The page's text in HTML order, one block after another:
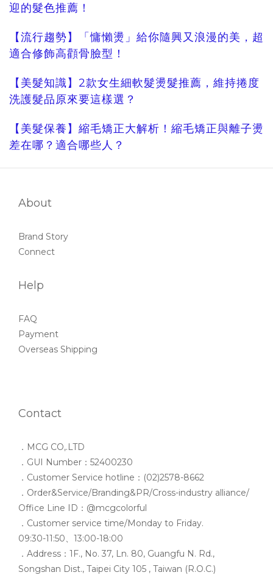
迎的髮色推薦！
【流行趨勢】「慵懶燙」給你隨興又浪漫的美，超
適合修飾高顴骨臉型！
【美髮知識】2款女生細軟髮燙髮推薦，維持捲度
洗護髮品原來要這樣選？
【美髮保養】縮毛矯正大解析！縮毛矯正與離子燙
差在哪？適合哪些人？
About
Brand Story
Connect
Help
FAQ
Payment
Overseas Shipping
Contact
．MCG CO,.LTD
．GUI Number：52400230
．Customer Service hotline：(02)2578-8662
．Order&Service/Branding&PR/Cross-industry alliance/
Office Line ID：@mcgcolorful
．Customer service time/Monday to Friday.
09:30-11:50、13:00-18:00
．Address：1F., No. 37, Ln. 80, Guangfu N. Rd.,
Songshan Dist., Taipei City 105 , Taiwan (R.O.C.)